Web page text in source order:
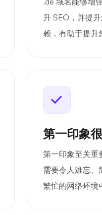
升 SEO，并提
赖，有助于提升
第一印象
第一印象至关重
需要令人难忘、
繁忙的网络环境